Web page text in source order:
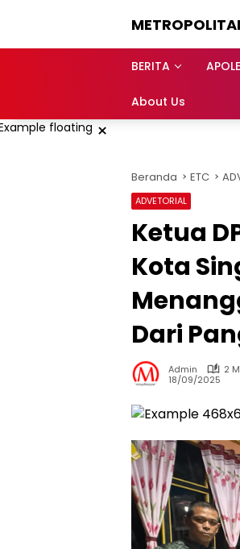
BERITA
About Us
×
Beranda ETC
ADVETORIAL
Ketua
Kota
Dari
Admin
2
18/09/2025